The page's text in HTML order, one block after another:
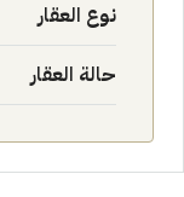
نوع العقار
حالة العقار